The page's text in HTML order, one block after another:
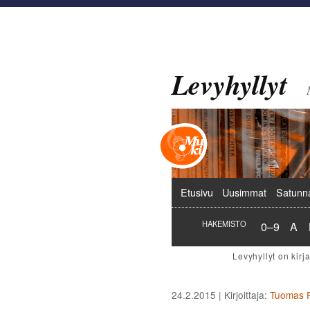
Levyhyllyt
Päävalikko
Etusivu Uusimmat
HAKEMISTO 0–9 A
24.2.2015 | Kirjoittaja: Tuomas